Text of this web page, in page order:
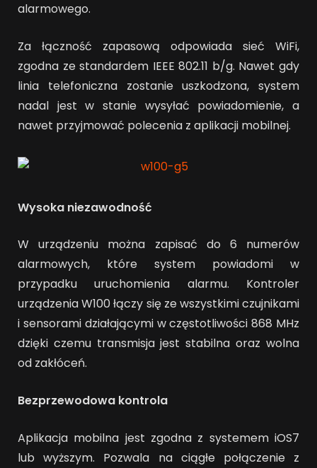
alarmowego.
Za łączność zapasową odpowiada sieć WiFi,
zgodna ze standardem IEEE 802.11 b/g. Nawet gdy
linia telefoniczna zostanie uszkodzona, system
nadal jest w stanie wysyłać powiadomienie, a
nawet przyjmować polecenia z aplikacji mobilnej.
Wysoka niezawodność
W urządzeniu można zapisać do 6 numerów
alarmowych, które system powiadomi w
przypadku uruchomienia alarmu. Kontroler
urządzenia W100 łączy się ze wszystkimi czujnikami
i sensorami działającymi w częstotliwości 868 MHz
dzięki czemu transmisja jest stabilna oraz wolna
od zakłóceń.
Bezprzewodowa kontrola
Aplikacja mobilna jest zgodna z systemem iOS7
lub wyższym. Pozwala na ciągłe połączenie z